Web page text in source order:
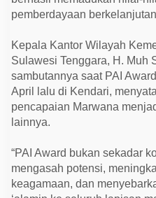
pemberdayaan
Kepala Kantor Wilayah
Sulawesi Tenggara, H. Muh
sambutannya saat PAI
April lalu di Kendari,
pencapaian Marwana
lainnya.
“PAI Award bukan sekadar
mengasah potensi,
keagamaan, dan